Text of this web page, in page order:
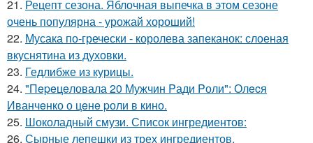
21. Рецепт сезона. Яблочная выпечка в этом сезоне
очень популярна - урожай хороший!
22. Мусака по-гречески - королева запеканок: слоеная
вкуснятина из духовки.
23. Гедлибже из курицы.
24. "Пepeцeловала 20 Мужчин Pади Pоли": Олecя
Иванчeнко о цeнe pоли в кино.
25. Шоколадный смузи. Список ингредиентов:
26. Сырные лепешки из трех ингредиентов.